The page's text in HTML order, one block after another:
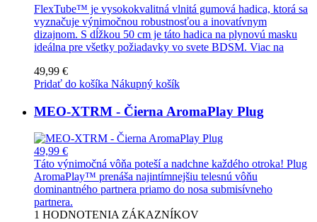
FlexTube™ je vysokokvalitná vlnitá gumová hadica, ktorá sa
vyznačuje výnimočnou robustnosťou a inovatívnym
dizajnom. S dĺžkou 50 cm je táto hadica na plynovú masku
ideálna pre všetky požiadavky vo svete BDSM. Viac na
49,99 €
Pridať do košíka Nákupný košík
MEO-XTRM - Čierna AromaPlay Plug
49,99 €
Táto výnimočná vôňa poteší a nadchne každého otroka! Plug
AromaPlay™ prenáša najintímnejšiu telesnú vôňu
dominantného partnera priamo do nosa submisívneho
partnera.
1 HODNOTENIA ZÁKAZNÍKOV